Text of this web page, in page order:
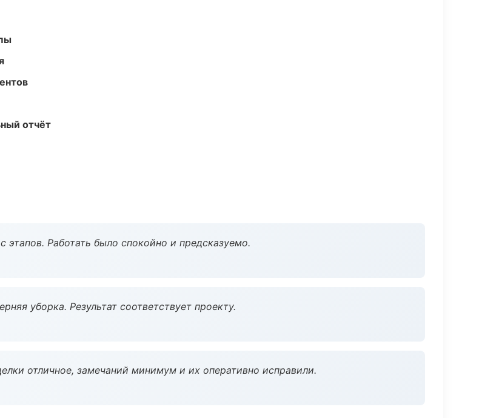
отчёт
Работать было спокойно и предсказуемо.
уборка. Результат соответствует проекту.
отличное, замечаний минимум и их оперативно исправили.